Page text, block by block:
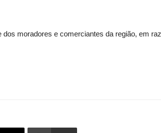
moradores e comerciantes da região, em